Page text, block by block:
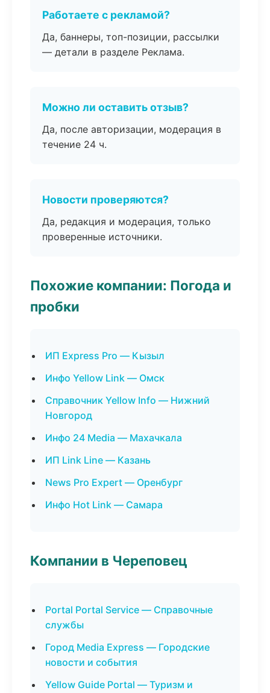
Работаете с рекламой?
Да, баннеры, топ-позиции, рассылки
— детали в разделе Реклама.
Можно ли оставить отзыв?
Да, после авторизации, модерация в
течение 24 ч.
Новости проверяются?
Да, редакция и модерация, только
проверенные источники.
Похожие компании: Погода и
пробки
ИП Express Pro — Кызыл
Инфо Yellow Link — Омск
Справочник Yellow Info — Нижний
Новгород
Инфо 24 Media — Махачкала
ИП Link Line — Казань
News Pro Expert — Оренбург
Инфо Hot Link — Самара
Компании в Череповец
Portal Portal Service — Справочные
службы
Город Media Express — Городские
новости и события
Yellow Guide Portal — Туризм и